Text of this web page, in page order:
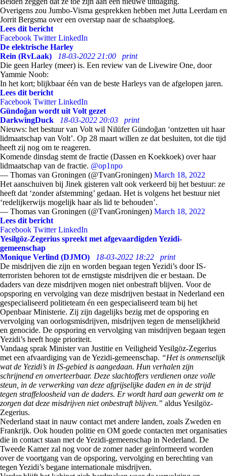
Overigens zou Jumbo-Visma gesprekken hebben met Jutta Leerdam en
Jorrit Bergsma over een overstap naar de schaatsploeg.
Lees dit bericht
Facebook Twitter LinkedIn
De elektrische Harley
Rein (RvLaak)
18-03-2022 21:00
print
Die geen Harley (meer) is. Een review van de Livewire One, door
Yammie Noob:
In het kort; blijkbaar één van de beste Harleys van de afgelopen jaren.
Lees dit bericht
Facebook Twitter LinkedIn
Gündoğan wordt uit Volt gezet
DarkwingDuck
18-03-2022 20:03
print
Nieuws: het bestuur van Volt wil Nilüfer Gündoğan ‘ontzetten uit haar
lidmaatschap van Volt’. Op 28 maart willen ze dat besluiten, tot die tijd
heeft zij nog om te reageren.
Komende dinsdag stemt de fractie (Dassen en Koekkoek) over haar
lidmaatschap van de fractie. @op1npo
— Thomas van Groningen (@TvanGroningen) March 18, 2022
Het aanschuiven bij Jinek gisteren valt ook verkeerd bij het bestuur: ze
heeft dat ‘zonder afstemming’ gedaan. Het is volgens het bestuur niet
‘redelijkerwijs mogelijk haar als lid te behouden’.
— Thomas van Groningen (@TvanGroningen) March 18, 2022
Lees dit bericht
Facebook Twitter LinkedIn
Yesilgöz-Zegerius spreekt met afgevaardigden Yezidi-
gemeenschap
Monique Verlind (DJMO)
18-03-2022 18:22
print
De misdrijven die zijn en worden begaan tegen Yezidi’s door IS-
terroristen behoren tot de ernstigste misdrijven die er bestaan. De
daders van deze misdrijven mogen niet onbestraft blijven. Voor de
opsporing en vervolging van deze misdrijven bestaat in Nederland een
gespecialiseerd politieteam én een gespecialiseerd team bij het
Openbaar Ministerie. Zij zijn dagelijks bezig met de opsporing en
vervolging van oorlogsmisdrijven, misdrijven tegen de menselijkheid
en genocide. De opsporing en vervolging van misdrijven begaan tegen
Yezidi’s heeft hoge prioriteit.
Vandaag sprak Minister van Justitie en Veiligheid Yesilgöz-Zegerius
met een afvaardiging van de Yezidi-gemeenschap. “Het is onmenselijk
wat de Yezidi’s in IS-gebied is aangedaan. Hun verhalen zijn
schrijnend en onverteerbaar. Deze slachtoffers verdienen onze volle
steun, in de verwerking van deze afgrijselijke daden en in de strijd
tegen straffeloosheid van de daders. Er wordt hard aan gewerkt om te
zorgen dat deze misdrijven niet onbestraft blijven.” aldus Yesilgöz-
Zegerius.
Nederland staat in nauw contact met andere landen, zoals Zweden en
Frankrijk. Ook houden politie en OM goede contacten met organisaties
die in contact staan met de Yezidi-gemeenschap in Nederland. De
Tweede Kamer zal nog voor de zomer nader geïnformeerd worden
over de voortgang van de opsporing, vervolging en berechting van
tegen Yezidi’s begane internationale misdrijven.